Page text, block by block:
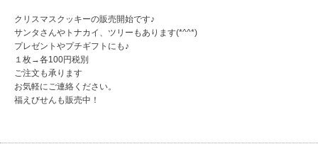
クリスマスクッキーの販売開始です♪
サンタさんやトナカイ、ツリーもあります(*^^*)
プレゼントやプチギフトにも♪
１枚→各100円税別
ご注文も承ります
お気軽にご連絡ください。
福えびせんも販売中！